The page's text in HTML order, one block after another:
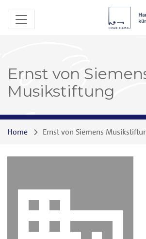
Ernst von
Musikstiftung
Home Ernst von Siemens